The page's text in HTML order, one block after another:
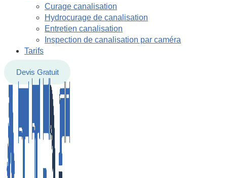
Curage canalisation
Hydrocurage de canalisation
Entretien canalisation
Inspection de canalisation par caméra
Tarifs
Devis Gratuit